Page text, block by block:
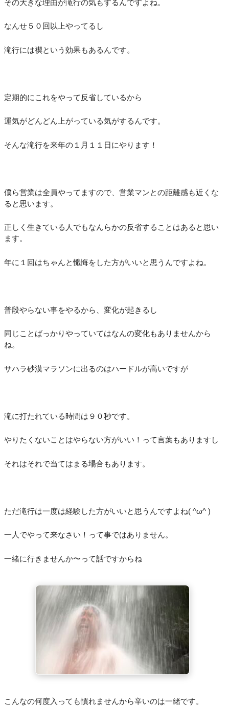
その大きな理由が滝行の気もするんですよね。
なんせ５０回以上やってるし
滝行には禊という効果もあるんです。
定期的にこれをやって反省しているから
運気がどんどん上がっている気がするんです。
そんな滝行を来年の１月１１日にやります！
僕ら営業は全員やってますので、営業マンとの距離感も近くな
ると思います。
正しく生きている人でもなんらかの反省することはあると思い
ます。
年に１回はちゃんと懺悔をした方がいいと思うんですよね。
普段やらない事をやるから、変化が起きるし
同じことばっかりやっていてはなんの変化もありませんから
ね。
サハラ砂漠マラソンに出るのはハードルが高いですが
滝に打たれている時間は９０秒です。
やりたくないことはやらない方がいい！って言葉もありますし
それはそれで当てはまる場合もあります。
ただ滝行は一度は経験した方がいいと思うんですよね( ^ω^ )
一人でやって来なさい！って事ではありません。
一緒に行きませんか〜って話ですからね
こんなの何度入っても慣れませんから辛いのは一緒です。